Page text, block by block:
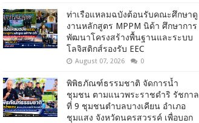
ท่าเรือแหลมฉบังต้อนรับคณะศึกษาดู
งานหลักสูตร MPPM นิด้า ศึกษาการ
พัฒนาโครงสร้างพื้นฐานและระบบ
โลจิสติกส์รองรับ EEC
August 07, 2026 0
พิพิธภัณฑ์ธรรมชาติ จัดการน้ำ
ชุมชน ตามแนวพระราชดำริ รัชกาล
ที่ 9 ชุมชนตำบลบางเคียน อำเภอ
ชุมแสง จังหวัดนครสวรรค์ เพื่อบอก